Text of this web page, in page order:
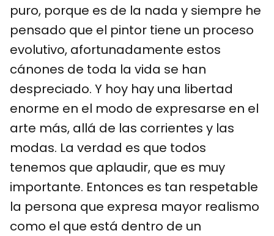
puro, porque es de la nada y siempre he
pensado que el pintor tiene un proceso
evolutivo, afortunadamente estos
cánones de toda la vida se han
despreciado. Y hoy hay una libertad
enorme en el modo de expresarse en el
arte más, allá de las corrientes y las
modas. La verdad es que todos
tenemos que aplaudir, que es muy
importante. Entonces es tan respetable
la persona que expresa mayor realismo
como el que está dentro de un